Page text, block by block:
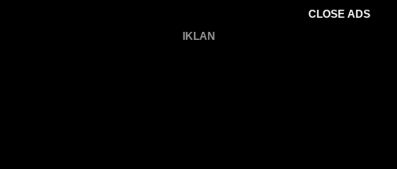
CLOSE ADS
IKLAN